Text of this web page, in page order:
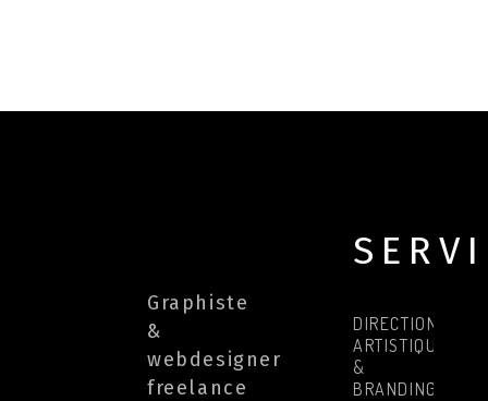
Graphiste
&
webdesigner
freelance
DIRECTION
ARTISTIQUE
&
BRANDING